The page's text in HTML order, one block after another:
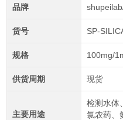
品牌
货号 SP-
规格 100mg/
供货周期 现货
主要用途
检测水体
氯农药、